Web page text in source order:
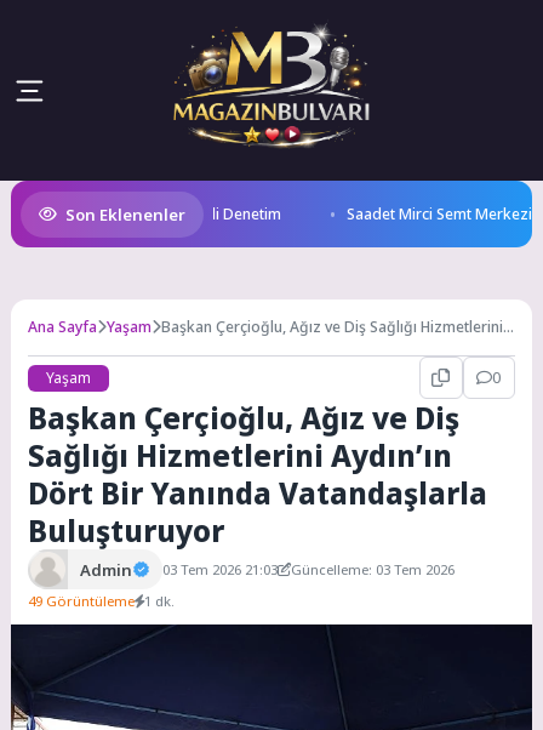
Son Eklenenler
Pazar Yerinde Düzenli Denetim Saadet Mirci Semt Merkezi
Ana Sayfa Yaşam Başkan Çerçioğlu, Ağız ve Diş Sağlığı Hizmetlerini
Yaşam 0
Başkan Çerçioğlu, Ağız ve Diş
Sağlığı Hizmetlerini Aydın’ın
Dört Bir Yanında Vatandaşlarla
Buluşturuyor
Admin 03 Tem 2026 21:03
Güncelleme: 03 Tem 2026
49 Görüntüleme 1 dk.